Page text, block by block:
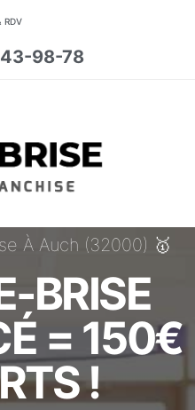
RDV
98-78
À Auch (32000) 🥇
BRISE
= 150€
!